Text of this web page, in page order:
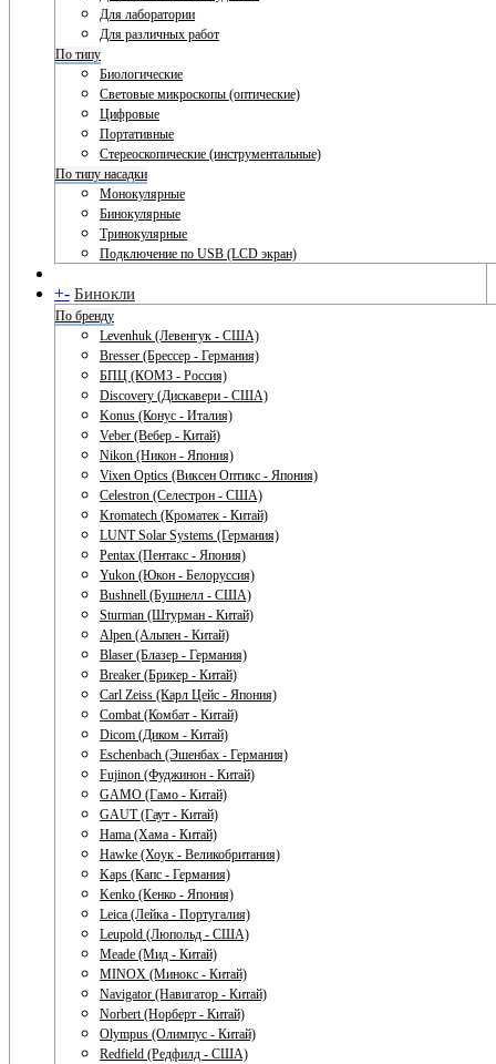
Для лаборатории
Для различных работ
По типу
Биологические
Световые микроскопы (оптические)
Цифровые
Портативные
Стереоскопические (инструментальные)
По типу насадки
Монокулярные
Бинокулярные
Тринокулярные
Подключение по USB (LCD экран)
+- Бинокли
По бренду
Levenhuk (Левенгук - США)
Bresser (Брессер - Германия)
БПЦ (КОМЗ - Россия)
Discovery (Дискавери - США)
Konus (Конус - Италия)
Veber (Вебер - Китай)
Nikon (Никон - Япония)
Vixen Optics (Виксен Оптикс - Япония)
Celestron (Селестрон - США)
Kromatech (Кроматек - Китай)
LUNT Solar Systems (Германия)
Pentax (Пентакс - Япония)
Yukon (Юкон - Белоруссия)
Bushnell (Бушнелл - США)
Sturman (Штурман - Китай)
Alpen (Альпен - Китай)
Blaser (Блазер - Германия)
Breaker (Брикер - Китай)
Carl Zeiss (Карл Цейс - Япония)
Combat (Комбат - Китай)
Dicom (Диком - Китай)
Eschenbach (Эшенбах - Германия)
Fujinon (Фуджинон - Китай)
GAMO (Гамо - Китай)
GAUT (Гаут - Китай)
Hama (Хама - Китай)
Hawke (Хоук - Великобритания)
Kaps (Капс - Германия)
Kenko (Кенко - Япония)
Leica (Лейка - Португалия)
Leupold (Люпольд - США)
Meade (Мид - Китай)
MINOX (Минокс - Китай)
Navigator (Навигатор - Китай)
Norbert (Норберт - Китай)
Olympus (Олимпус - Китай)
Redfield (Редфилд - США)